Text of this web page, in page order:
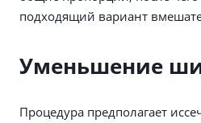
подходящий вариант
Уменьшение
Процедура предполагает